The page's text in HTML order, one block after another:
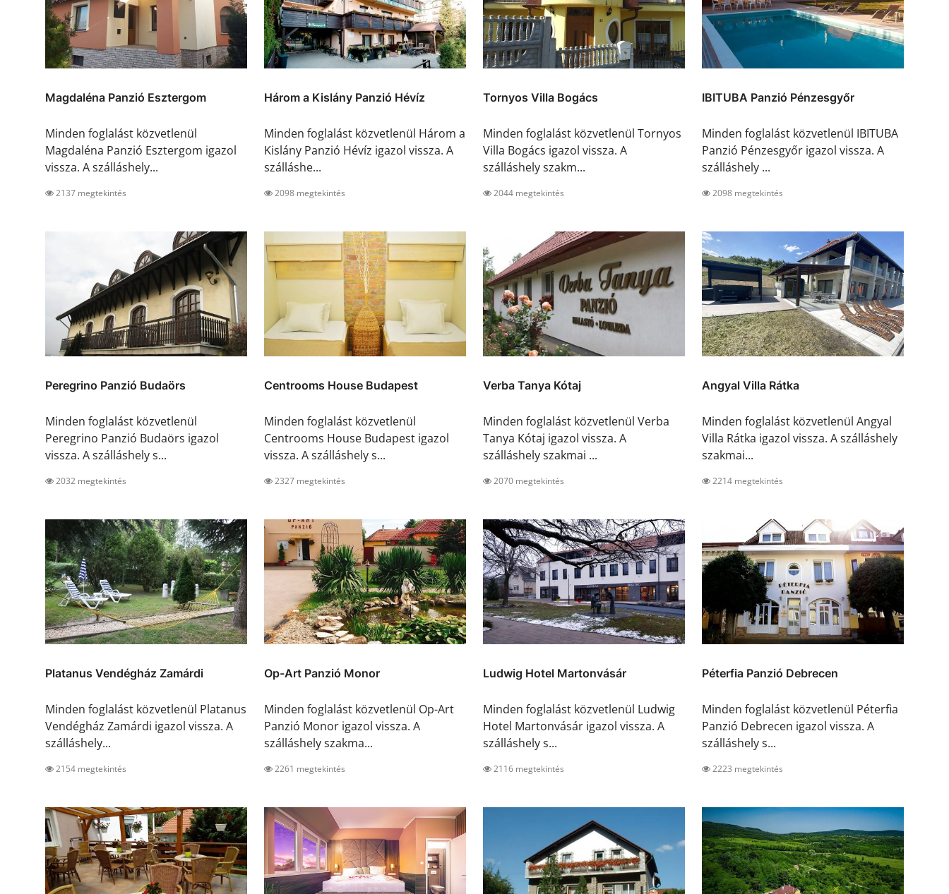
Magdaléna Panzió Esztergom
Minden foglalást közvetlenül
Magdaléna Panzió Esztergom igazol
vissza. A szálláshely...
2137 megtekintés
Három a Kislány Panzió Hévíz
Minden foglalást közvetlenül Három a
Kislány Panzió Hévíz igazol vissza. A
szálláshe...
2098 megtekintés
Tornyos Villa Bogács
Minden foglalást közvetlenül Tornyos
Villa Bogács igazol vissza. A
szálláshely szakm...
2044 megtekintés
IBITUBA Panzió Pénzesgyőr
Minden foglalást közvetlenül IBITUBA
Panzió Pénzesgyőr igazol vissza. A
szálláshely ...
2098 megtekintés
Peregrino Panzió Budaörs
Minden foglalást közvetlenül
Peregrino Panzió Budaörs igazol
vissza. A szálláshely s...
2032 megtekintés
Centrooms House Budapest
Minden foglalást közvetlenül
Centrooms House Budapest igazol
vissza. A szálláshely s...
2327 megtekintés
Verba Tanya Kótaj
Minden foglalást közvetlenül Verba
Tanya Kótaj igazol vissza. A
szálláshely szakmai ...
2070 megtekintés
Angyal Villa Rátka
Minden foglalást közvetlenül Angyal
Villa Rátka igazol vissza. A szálláshely
szakmai...
2214 megtekintés
Platanus Vendégház Zamárdi
Minden foglalást közvetlenül Platanus
Vendégház Zamárdi igazol vissza. A
szálláshely...
2154 megtekintés
Op-Art Panzió Monor
Minden foglalást közvetlenül Op-Art
Panzió Monor igazol vissza. A
szálláshely szakma...
2261 megtekintés
Ludwig Hotel Martonvásár
Minden foglalást közvetlenül Ludwig
Hotel Martonvásár igazol vissza. A
szálláshely s...
2116 megtekintés
Péterfia Panzió Debrecen
Minden foglalást közvetlenül Péterfia
Panzió Debrecen igazol vissza. A
szálláshely s...
2223 megtekintés